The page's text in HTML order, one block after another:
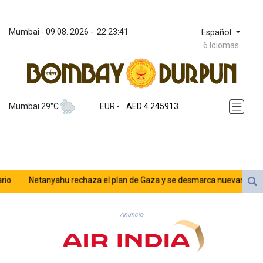
Mumbai - 09.08. 2026 - 22:23:41 Español
6 Idiomas
Mumbai 29°C EUR -
ZWL 372.275202
AED 4.245913
AFN 76.887634
ARS 1724.882567
AUD 1.638747
AZN 1.97002
BAM 1.955776
BBD 2.321671
BDT 142.688227
Netanyahu rechaza el plan de Gaza y se desmarca nuevamente de
Anuncio